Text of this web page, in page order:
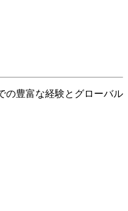
の豊富な経験とグローバル